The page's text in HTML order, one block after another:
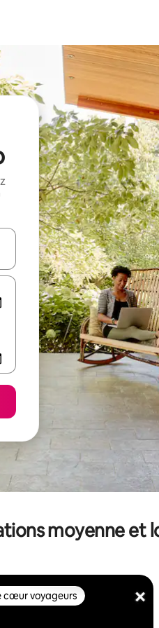
vers le haut et vers le bas pour
moyenne et
cœur voyageurs
cœur voyageurs